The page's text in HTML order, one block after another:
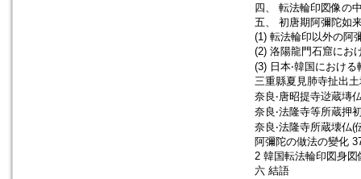
四、 転法輪印図像の
五、 初唐期阿彌陀如
(1) 転法輪印以外の阿
(2) 洛陽龍門石窟にお
(3) 日本‧韓国におけ
三重縣夏見肺寺扯出
奈良‧唐昭提寺逤蔵塼
奈良‧法隆寺等所蔵押
奈良‧法隆寺所蔵壊仏(
阿彌陀の做法の變化
2 韓国転法輪印図身図
六 結語